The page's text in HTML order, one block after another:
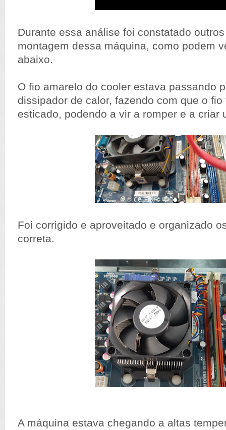
Durante essa análise foi constatado
montagem dessa máquina, como podem
abaixo.
O fio amarelo do cooler estava passando
dissipador de calor, fazendo com que o
esticado, podendo a vir a romper e a criar
Foi corrigido e aproveitado e organizado
correta.
A máquina estava chegando a altas